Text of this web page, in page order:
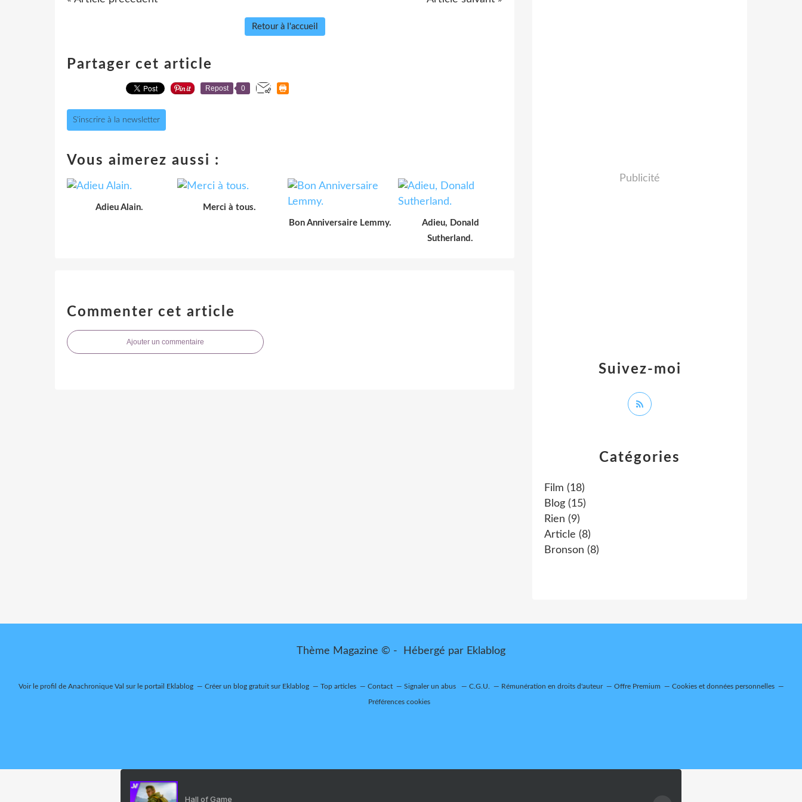
Retour à l'accueil
Partager cet article
Repost 0
S'inscrire à la newsletter
Vous aimerez aussi :
Adieu Alain.
Merci à tous.
Bon Anniversaire Lemmy.
Adieu, Donald
Sutherland.
Commenter cet article
Ajouter un commentaire
Catégories
Film (18)
Blog (15)
Rien (9)
Article (8)
Bronson (8)
Suivez-moi
Publicité
Thème Magazine © - Hébergé par Eklablog
Voir le profil de Anachronique Val sur le portail Eklablog Créer un blog gratuit sur Eklablog Top articles Contact Signaler un abus C.G.U. Rémunération en droits d'auteur Offre Premium Cookies et données personnelles
Préférences cookies
Hall of Game